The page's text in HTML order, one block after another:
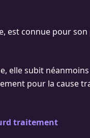
est connue pour
elle subit
pour la cause
traitement